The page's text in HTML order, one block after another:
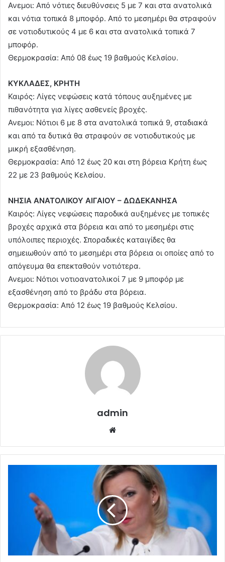
Ανεμοι: Από νότιες διευθύνσεις 5 με 7 και στα ανατολικά
και νότια τοπικά 8 μποφόρ. Από το μεσημέρι θα στραφούν
σε νοτιοδυτικούς 4 με 6 και στα ανατολικά τοπικά 7
μποφόρ.
Θερμοκρασία: Από 08 έως 19 βαθμούς Κελσίου.
ΚΥΚΛΑΔΕΣ, ΚΡΗΤΗ
Καιρός: Λίγες νεφώσεις κατά τόπους αυξημένες με
πιθανότητα για λίγες ασθενείς βροχές.
Ανεμοι: Νότιοι 6 με 8 στα ανατολικά τοπικά 9, σταδιακά
και από τα δυτικά θα στραφούν σε νοτιοδυτικούς με
μικρή εξασθένηση.
Θερμοκρασία: Από 12 έως 20 και στη βόρεια Κρήτη έως
22 με 23 βαθμούς Κελσίου.
ΝΗΣΙΑ ΑΝΑΤΟΛΙΚΟΥ ΑΙΓΑΙΟΥ – ΔΩΔΕΚΑΝΗΣΑ
Καιρός: Λίγες νεφώσεις παροδικά αυξημένες με τοπικές
βροχές αρχικά στα βόρεια και από το μεσημέρι στις
υπόλοιπες περιοχές. Σποραδικές καταιγίδες θα
σημειωθούν από το μεσημέρι στα βόρεια οι οποίες από το
απόγευμα θα επεκταθούν νοτιότερα.
Ανεμοι: Νότιοι νοτιοανατολικοί 7 με 9 μποφόρ με
εξασθένηση από το βράδυ στα βόρεια.
Θερμοκρασία: Από 12 έως 19 βαθμούς Κελσίου.
admin